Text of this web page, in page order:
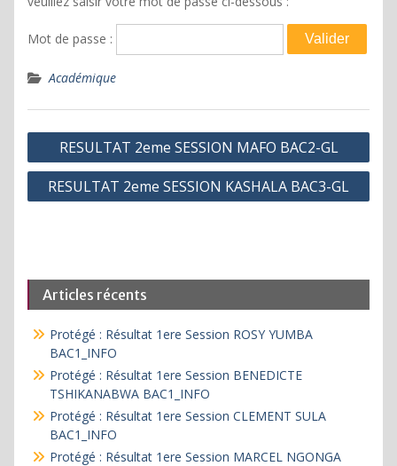
Mot de passe :
Académique
Navigation
de
l’article
RESULTAT 2eme SESSION MAFO BAC2-GL
RESULTAT 2eme SESSION KASHALA BAC3-GL
Articles récents
Protégé : Résultat 1ere Session ROSY YUMBA
BAC1_INFO
Protégé : Résultat 1ere Session BENEDICTE
TSHIKANABWA BAC1_INFO
Protégé : Résultat 1ere Session CLEMENT SULA
BAC1_INFO
Protégé : Résultat 1ere Session MARCEL NGONGA